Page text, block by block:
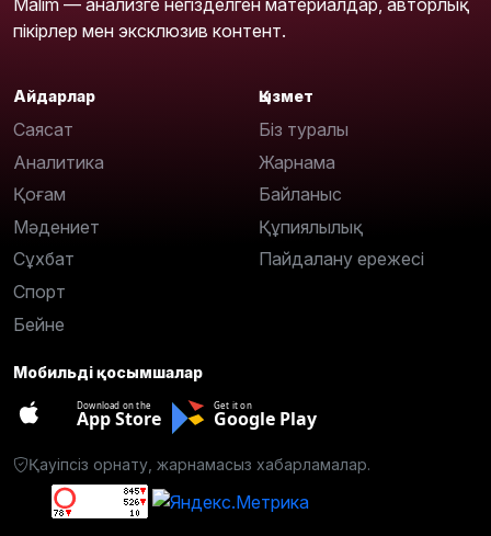
Malim — анализге негізделген материалдар, авторлық
пікірлер мен эксклюзив контент.
Айдарлар
Саясат
Аналитика
Қоғам
Мәдениет
Сұхбат
Спорт
Бейне
Қызмет
Біз туралы
Жарнама
Байланыс
Құпиялылық
Пайдалану ережесі
Мобильді қосымшалар
Download on the
App Store
Get it on
Google Play
Қауіпсіз орнату, жарнамасыз хабарламалар.